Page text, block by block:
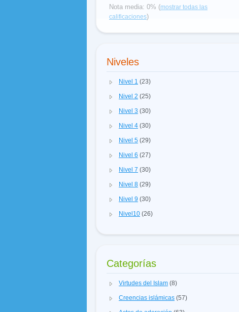
Nota media: 0% (mostrar todas las
calificaciones)
Niveles
Nivel 1 (23)
Nivel 2 (25)
Nivel 3 (30)
Nivel 4 (30)
Nivel 5 (29)
Nivel 6 (27)
Nivel 7 (30)
Nivel 8 (29)
Nivel 9 (30)
Nivel10 (26)
Categorías
Virtudes del Islam (8)
Creencias islámicas (57)